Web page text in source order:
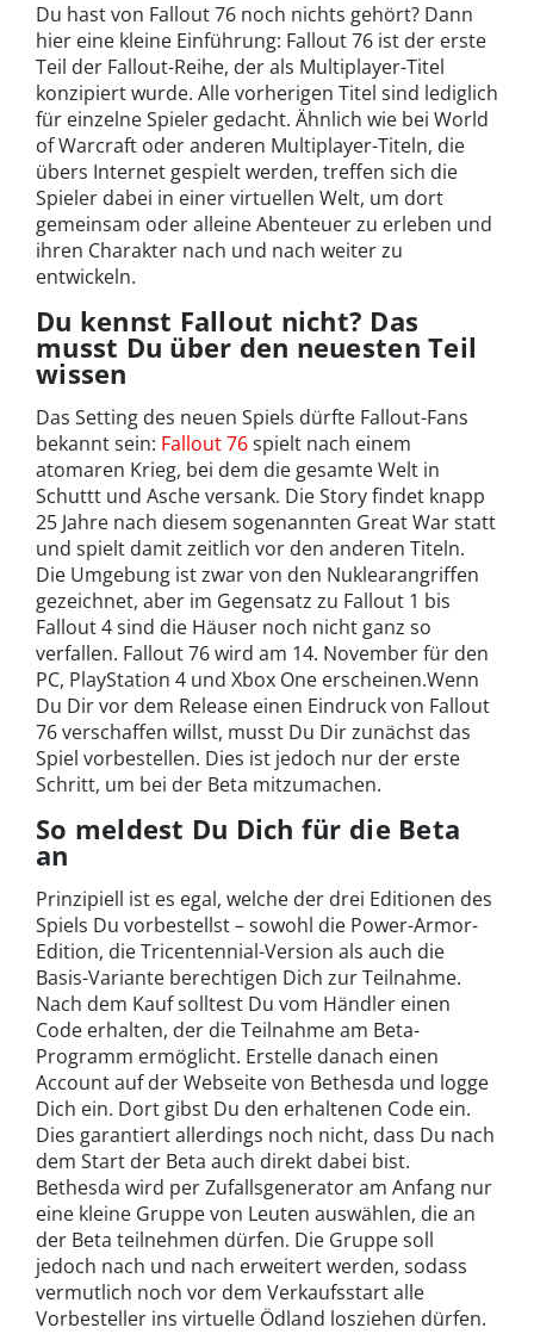
Du hast von Fallout 76 noch nichts gehört? Dann
hier eine kleine Einführung: Fallout 76 ist der erste
Teil der Fallout-Reihe, der als Multiplayer-Titel
konzipiert wurde. Alle vorherigen Titel sind lediglich
für einzelne Spieler gedacht. Ähnlich wie bei World
of Warcraft oder anderen Multiplayer-Titeln, die
übers Internet gespielt werden, treffen sich die
Spieler dabei in einer virtuellen Welt, um dort
gemeinsam oder alleine Abenteuer zu erleben und
ihren Charakter nach und nach weiter zu
entwickeln.
Du kennst Fallout nicht? Das
musst Du über den neuesten Teil
wissen
Das Setting des neuen Spiels dürfte Fallout-Fans
bekannt sein: Fallout 76spielt nach einem
atomaren Krieg, bei dem die gesamte Welt in
Schuttt und Asche versank. Die Story findet knapp
25 Jahre nach diesem sogenannten Great War statt
und spielt damit zeitlich vor den anderen Titeln.
Die Umgebung ist zwar von den Nuklearangriffen
gezeichnet, aber im Gegensatz zu Fallout 1 bis
Fallout 4 sind die Häuser noch nicht ganz so
verfallen. Fallout 76 wird am 14. November für den
PC, PlayStation 4 und Xbox One erscheinen.Wenn
Du Dir vor dem Release einen Eindruck von Fallout
76 verschaffen willst, musst Du Dir zunächst das
Spiel vorbestellen. Dies ist jedoch nur der erste
Schritt, um bei der Beta mitzumachen.
So meldest Du Dich für die Beta
an
Prinzipiell ist es egal, welche der drei Editionen des
Spiels Du vorbestellst – sowohl die Power-Armor-
Edition, die Tricentennial-Version als auch die
Basis-Variante berechtigen Dich zur Teilnahme.
Nach dem Kauf solltest Du vom Händler einen
Code erhalten, der die Teilnahme am Beta-
Programm ermöglicht. Erstelle danach einen
Account auf der Webseite von Bethesda und logge
Dich ein. Dort gibst Du den erhaltenen Code ein.
Dies garantiert allerdings noch nicht, dass Du nach
dem Start der Beta auch direkt dabei bist.
Bethesda wird per Zufallsgenerator am Anfang nur
eine kleine Gruppe von Leuten auswählen, die an
der Beta teilnehmen dürfen. Die Gruppe soll
jedoch nach und nach erweitert werden, sodass
vermutlich noch vor dem Verkaufsstart alle
Vorbesteller ins virtuelle Ödland losziehen dürfen.